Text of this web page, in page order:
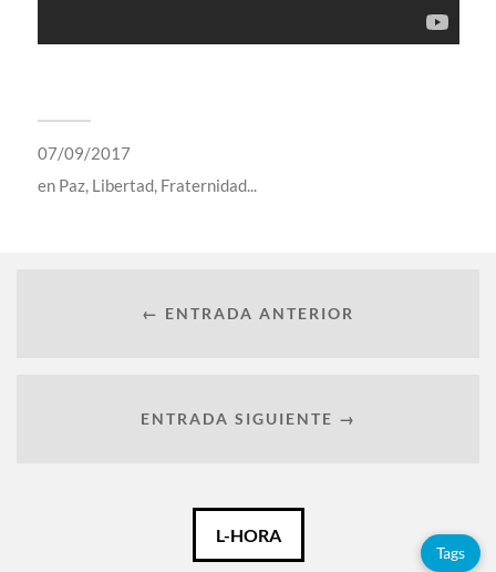
07/09/2017
en Paz, Libertad, Fraternidad...
← ENTRADA ANTERIOR
ENTRADA SIGUIENTE →
L-HORA
Tags